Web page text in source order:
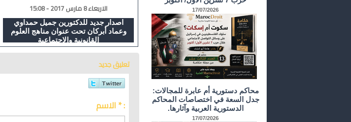
الاربعاء 8 مارس 2017 - 15:08
اصدار جديد للدكتورين جميل حمداوي
وعماد أبركان تحت عنوان مناهج العلوم
القانونية والاجتماعية
تعليق جديد
الاسم * :
17/07/2026
محاكم دستورية أم عابرة للمجالات:
جدل السعة في اختصاصات المحاكم
الدستورية العربية وآثارها.
17/07/2026